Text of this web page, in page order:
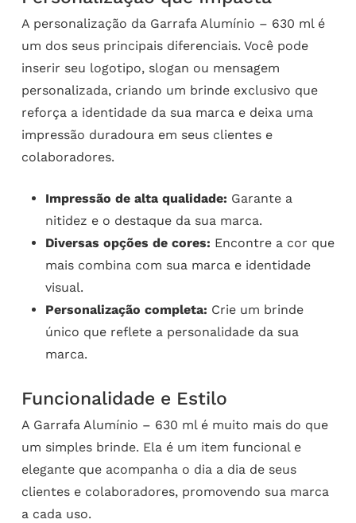
A personalização da Garrafa Alumínio – 630 ml é
um dos seus principais diferenciais. Você pode
inserir seu logotipo, slogan ou mensagem
personalizada, criando um brinde exclusivo que
reforça a identidade da sua marca e deixa uma
impressão duradoura em seus clientes e
colaboradores.
Impressão de alta qualidade: Garante a
nitidez e o destaque da sua marca.
Diversas opções de cores: Encontre a cor que
mais combina com sua marca e identidade
visual.
Personalização completa: Crie um brinde
único que reflete a personalidade da sua
marca.
Funcionalidade e Estilo
A Garrafa Alumínio – 630 ml é muito mais do que
um simples brinde. Ela é um item funcional e
elegante que acompanha o dia a dia de seus
clientes e colaboradores, promovendo sua marca
a cada uso.